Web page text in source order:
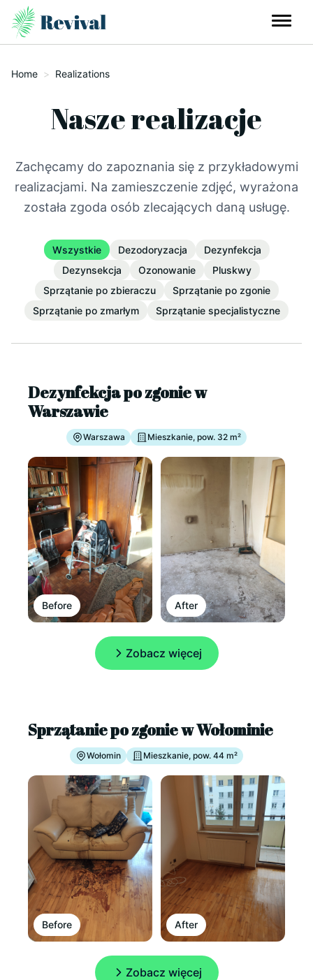
Home > Realizations
Nasze realizacje
Zachęcamy do zapoznania się z przykładowymi
realizacjami. Na zamieszczenie zdjęć, wyrażona
została zgoda osób zlecających daną usługę.
Wszystkie Dezodoryzacja
Dezynfekcja
Dezynsekcja
Ozonowanie
Pluskwy
Sprzątanie po zbieraczu
Sprzątanie po zgonie
Sprzątanie po zmarłym
Sprzątanie specjalistyczne
Dezynfekcja po zgonie w
Warszawie
Warszawa Mieszkanie, pow. 32 m²
Before After
Zobacz więcej
Sprzątanie po zgonie w Wołominie
Wołomin Mieszkanie, pow. 44 m²
Before After
Zobacz więcej